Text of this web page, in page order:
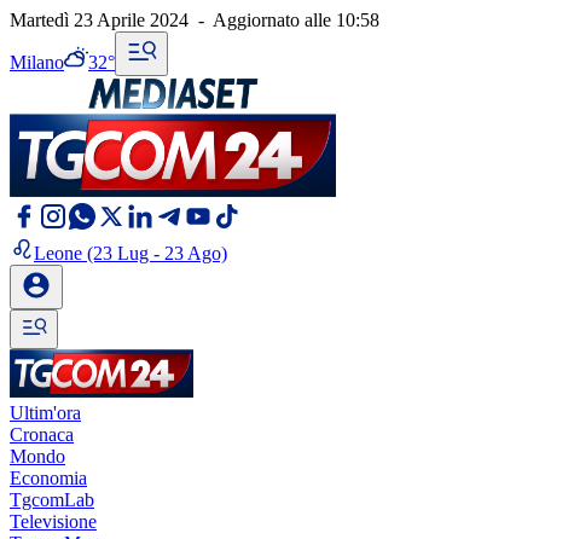
Martedì 23 Aprile 2024 - Aggiornato alle 10:58
Milano 32°
Leone (23 Lug - 23 Ago)
Ultim'ora
Cronaca
Mondo
Economia
TgcomLab
Televisione